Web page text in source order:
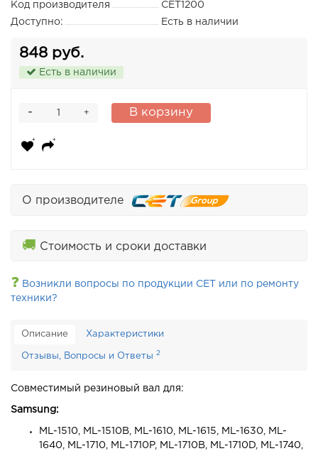
Код производителя
CET1200
Доступно:
Есть в наличии
848 руб.
Есть в наличии
+
- В корзину
О производителе
🚚 Стоимость и сроки доставки
❓ Возникли вопросы по продукции CET или по ремонту
техники?
Описание Характеристики
Отзывы, Вопросы и Ответы 2
Совместимый резиновый вал для:
Samsung:
ML-1510, ML-1510B, ML-1610, ML-1615, ML-1630, ML-
1640, ML-1710, ML-1710P, ML-1710B, ML-1710D, ML-1740,